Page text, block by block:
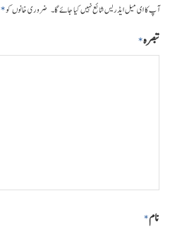
آپ کا ای میل ایڈریس شائع نہیں کیا جائے گا۔ ضروری خانوں کو*
تبصرہ*
نام*